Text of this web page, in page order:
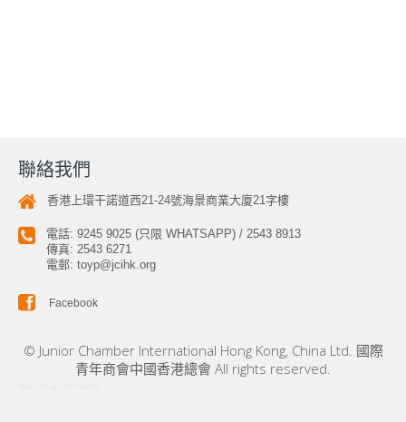
聯絡我們
香港上環干諾道西21-24號海景商業大廈21字樓
電話: 9245 9025 (只限 WHATSAPP) / 2543 8913
傳真: 2543 6271
電郵: toyp@jcihk.org
Facebook
© Junior Chamber International Hong Kong, China Ltd. 國際
青年商會中國香港總會 All rights reserved.